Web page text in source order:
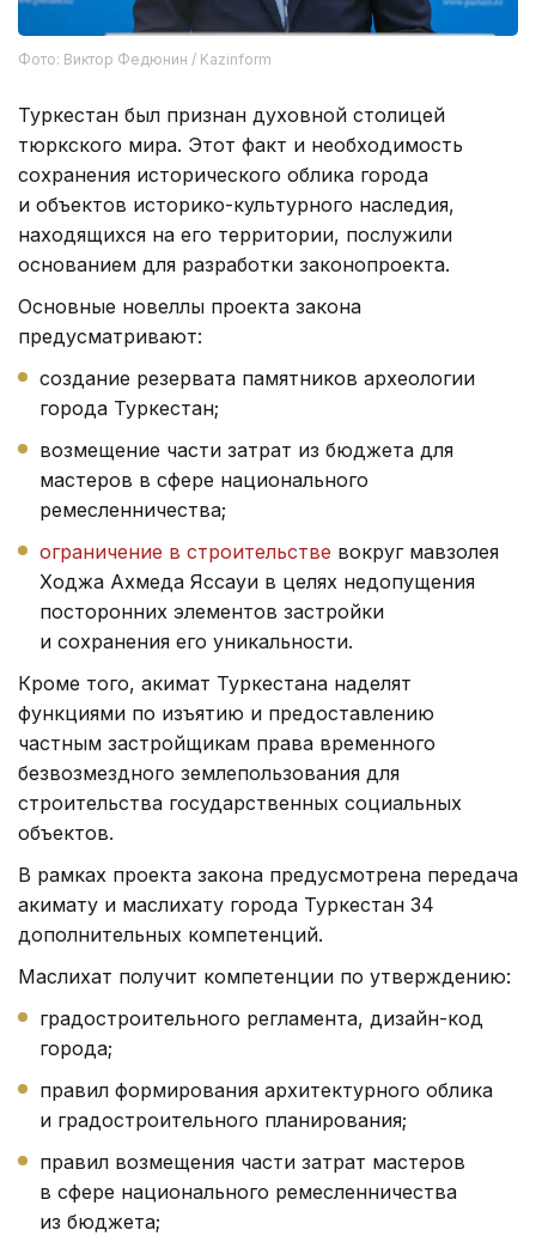
Фото: Виктор Федюнин / Kazinform
Туркестан был признан духовной столицей
тюркского мира. Этот факт и необходимость
сохранения исторического облика города
и объектов историко-культурного наследия,
находящихся на его территории, послужили
основанием для разработки законопроекта.
Основные новеллы проекта закона
предусматривают:
создание резервата памятников археологии
города Туркестан;
возмещение части затрат из бюджета для
мастеров в сфере национального
ремесленничества;
ограничение в строительстве вокруг мавзолея
Ходжа Ахмеда Яссауи в целях недопущения
посторонних элементов застройки
и сохранения его уникальности.
Кроме того, акимат Туркестана наделят
функциями по изъятию и предоставлению
частным застройщикам права временного
безвозмездного землепользования для
строительства государственных социальных
объектов.
В рамках проекта закона предусмотрена передача
акимату и маслихату города Туркестан 34
дополнительных компетенций.
Маслихат получит компетенции по утверждению:
градостроительного регламента, дизайн-код
города;
правил формирования архитектурного облика
и градостроительного планирования;
правил возмещения части затрат мастеров
в сфере национального ремесленничества
из бюджета;